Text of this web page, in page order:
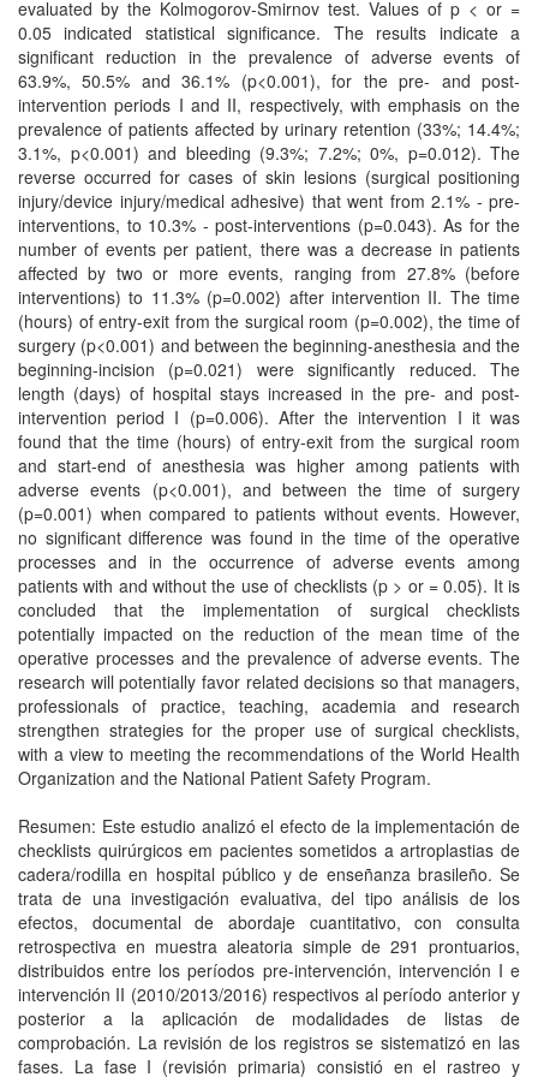
evaluated by the Kolmogorov-Smirnov test. Values of p < or =
0.05 indicated statistical significance. The results indicate a
significant reduction in the prevalence of adverse events of
63.9%, 50.5% and 36.1% (p<0.001), for the pre- and post-
intervention periods I and II, respectively, with emphasis on the
prevalence of patients affected by urinary retention (33%; 14.4%;
3.1%, p<0.001) and bleeding (9.3%; 7.2%; 0%, p=0.012). The
reverse occurred for cases of skin lesions (surgical positioning
injury/device injury/medical adhesive) that went from 2.1% - pre-
interventions, to 10.3% - post-interventions (p=0.043). As for the
number of events per patient, there was a decrease in patients
affected by two or more events, ranging from 27.8% (before
interventions) to 11.3% (p=0.002) after intervention II. The time
(hours) of entry-exit from the surgical room (p=0.002), the time of
surgery (p<0.001) and between the beginning-anesthesia and the
beginning-incision (p=0.021) were significantly reduced. The
length (days) of hospital stays increased in the pre- and post-
intervention period I (p=0.006). After the intervention I it was
found that the time (hours) of entry-exit from the surgical room
and start-end of anesthesia was higher among patients with
adverse events (p<0.001), and between the time of surgery
(p=0.001) when compared to patients without events. However,
no significant difference was found in the time of the operative
processes and in the occurrence of adverse events among
patients with and without the use of checklists (p > or = 0.05). It is
concluded that the implementation of surgical checklists
potentially impacted on the reduction of the mean time of the
operative processes and the prevalence of adverse events. The
research will potentially favor related decisions so that managers,
professionals of practice, teaching, academia and research
strengthen strategies for the proper use of surgical checklists,
with a view to meeting the recommendations of the World Health
Organization and the National Patient Safety Program.
Resumen: Este estudio analizó el efecto de la implementación de
checklists quirúrgicos em pacientes sometidos a artroplastias de
cadera/rodilla en hospital público y de enseñanza brasileño. Se
trata de una investigación evaluativa, del tipo análisis de los
efectos, documental de abordaje cuantitativo, con consulta
retrospectiva en muestra aleatoria simple de 291 prontuarios,
distribuidos entre los períodos pre-intervención, intervención I e
intervención II (2010/2013/2016) respectivos al período anterior y
posterior a la aplicación de modalidades de listas de
comprobación. La revisión de los registros se sistematizó en las
fases. La fase I (revisión primaria) consistió en el rastreo y